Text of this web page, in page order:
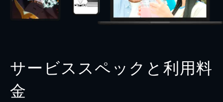
サービススペックと利用料
金